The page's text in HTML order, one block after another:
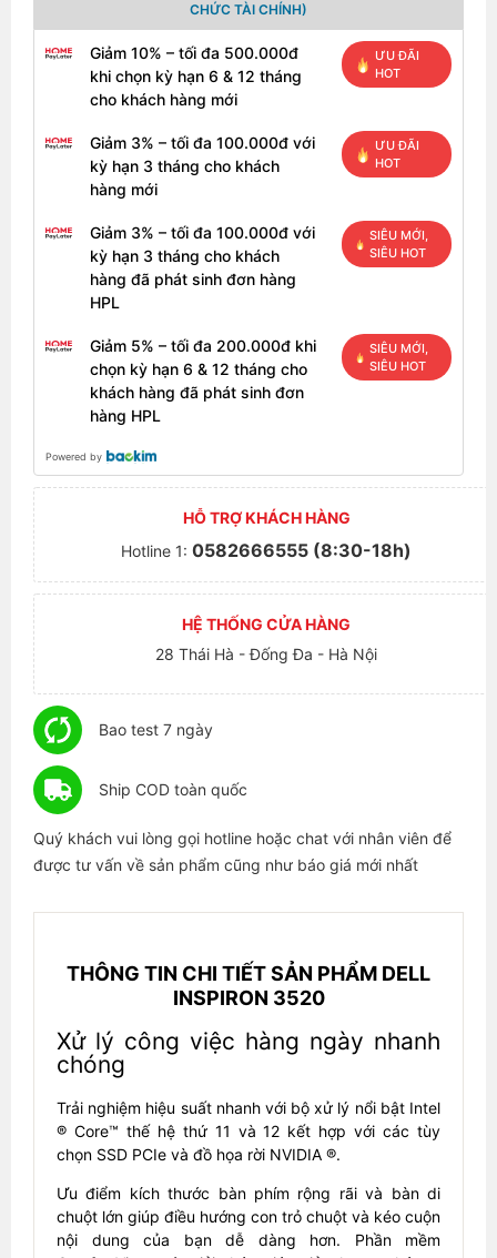
CHỨC TÀI CHÍNH)
Giảm 10% – tối đa 500.000đ
khi chọn kỳ hạn 6 & 12 tháng
cho khách hàng mới
ƯU ĐÃI
HOT
Giảm 3% – tối đa 100.000đ với
kỳ hạn 3 tháng cho khách
hàng mới
ƯU ĐÃI
HOT
Giảm 3% – tối đa 100.000đ với
kỳ hạn 3 tháng cho khách
hàng đã phát sinh đơn hàng
HPL
SIÊU MỚI,
SIÊU HOT
Giảm 5% – tối đa 200.000đ khi
chọn kỳ hạn 6 & 12 tháng cho
khách hàng đã phát sinh đơn
hàng HPL
SIÊU MỚI,
SIÊU HOT
Powered by
HỖ TRỢ KHÁCH HÀNG
Hotline 1: 0582666555 (8:30-18h)
HỆ THỐNG CỬA HÀNG
28 Thái Hà - Đống Đa - Hà Nội
Bao test 7 ngày
Ship COD toàn quốc
Quý khách vui lòng gọi hotline hoặc chat với nhân viên để
được tư vấn về sản phẩm cũng như báo giá mới nhất
THÔNG TIN CHI TIẾT SẢN PHẨM DELL
INSPIRON 3520
Xử lý công việc hàng ngày nhanh
chóng
Trải nghiệm hiệu suất nhanh với bộ xử lý nổi bật Intel
® Core™ thế hệ thứ 11 và 12 kết hợp với các tùy
chọn SSD PCIe và đồ họa rời NVIDIA ®.
Ưu điểm kích thước bàn phím rộng rãi và bàn di
chuột lớn giúp điều hướng con trỏ chuột và kéo cuộn
nội dung của bạn dễ dàng hơn. Phần mềm